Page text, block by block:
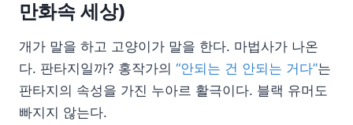
만화속 세상)
개가 말을 하고 고양이가 말을 한다. 마법사가 나온
다. 판타지일까? 홍작가의 “안되는 건 안되는 거다”는
판타지의 속성을 가진 누아르 활극이다. 블랙 유머도
빠지지 않는다.